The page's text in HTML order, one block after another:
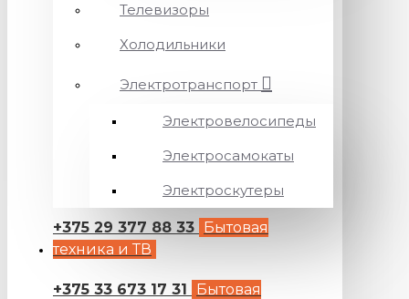
Телевизоры
Холодильники
Электротранспорт
Электровелосипеды
Электросамокаты
Электроскутеры
+375 29 377 88 33 Бытовая
техника и ТВ
+375 33 673 17 31
Бытовая